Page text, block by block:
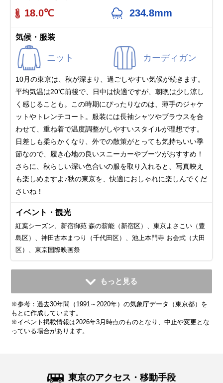
18.0℃ 234.8mm
気候・服装
ニット カーディガン
10月の東京は、秋が深まり、過ごしやすい気候が続きます。
平均気温は20℃前後で、日中は快適ですが、朝晩は少し涼し
く感じることも。この時期にぴったりなのは、薄手のジャケ
ットやトレンチコート。服装には長袖シャツやブラウスを合
わせて、重ね着で温度調整がしやすいスタイルが理想です。
日差しも柔らかくなり、外での散策がとっても気持ちいい季
節なので、履き心地の良いスニーカーやブーツがおすすめ！
さらに、秋らしい深い色合いの服を取り入れると、写真映え
も楽しめますよ♪秋の東京を、快適におしゃれに楽しんでくだ
さいね！
イベント・観光
紅葉シーズン、新宿御苑 森の薪能（新宿区）、東京よさこい（豊
島区）、神田古本まつり（千代田区）、池上本門寺 お会式（大田
区）、東京国際映画祭
11月
平均気温・降水量
12.5℃ 96.3mm
気候・服装
11月の東京は、本格的な秋が訪れ、紅葉が美しい時期です。
12月
平均気温・降水量
7.7℃ 57.9mm
気候・服装
12月の東京は、冬の始まりを感じさせる季節。平均気温は
1月
平均気温・降水量
5.4℃ 59.7mm
気候・服装
1月の東京は真冬まっただ中。平均気温は約5℃、朝晩は0℃
2月
平均気温・降水量
6.1℃ 56.5mm
気候・服装
2月もまだまだ冬真っ盛り。寒さが続きますが、晴れた日に
3月
平均気温・降水量
9.4℃ 116.0mm
気候・服装
3月の東京は、春の訪れを感じるものの、まだまだ寒い日
4月
平均気温・降水量
14.3℃ 133.7mm
気候・服装
4月になると、東京もすっかり春らしくなり、観光には最高
5月
平均気温・降水量
18.8℃ 139.7mm
気候・服装
5月の東京は、春本番！過ごしやすい気候で、お出かけや観
6月
平均気温・降水量
21.9℃ 167.8mm
気候・服装
6月の東京は、いよいよ梅雨入り。湿度が高くなり、蒸し暑
7月
平均気温・降水量
25.7℃ 156.2mm
気候・服装
7月の東京は、いよいよ本格的な夏が到来！平均気温は
もっと見る
※参考：過去30年間（1991～2020年）の気象庁データ（東京都）を
もとに作成しています。
※イベント掲載情報は2026年3月時点のものとなり、中止や変更とな
っている場合があります。
東京のアクセス・移動手段